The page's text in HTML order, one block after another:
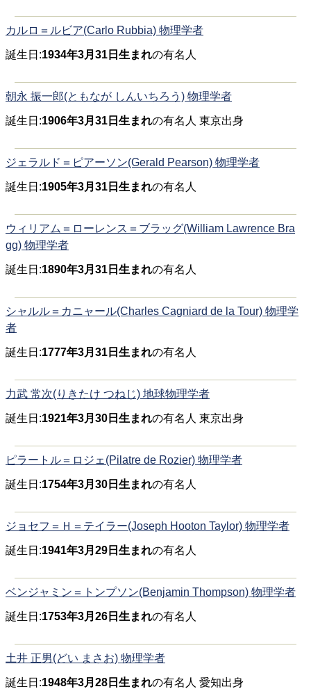
カルロ＝ルビア(Carlo Rubbia) 物理学者
誕生日:1934年3月31日生まれの有名人
朝永 振一郎(ともなが しんいちろう) 物理学者
誕生日:1906年3月31日生まれの有名人 東京出身
ジェラルド＝ピアーソン(Gerald Pearson) 物理学者
誕生日:1905年3月31日生まれの有名人
ウィリアム＝ローレンス＝ブラッグ(William Lawrence Bra
gg) 物理学者
誕生日:1890年3月31日生まれの有名人
シャルル＝カニャール(Charles Cagniard de la Tour) 物理学
者
誕生日:1777年3月31日生まれの有名人
力武 常次(りきたけ つねじ) 地球物理学者
誕生日:1921年3月30日生まれの有名人 東京出身
ピラートル＝ロジェ(Pilatre de Rozier) 物理学者
誕生日:1754年3月30日生まれの有名人
ジョセフ＝Ｈ＝テイラー(Joseph Hooton Taylor) 物理学者
誕生日:1941年3月29日生まれの有名人
ベンジャミン＝トンプソン(Benjamin Thompson) 物理学者
誕生日:1753年3月26日生まれの有名人
土井 正男(どい まさお) 物理学者
誕生日:1948年3月28日生まれの有名人 愛知出身